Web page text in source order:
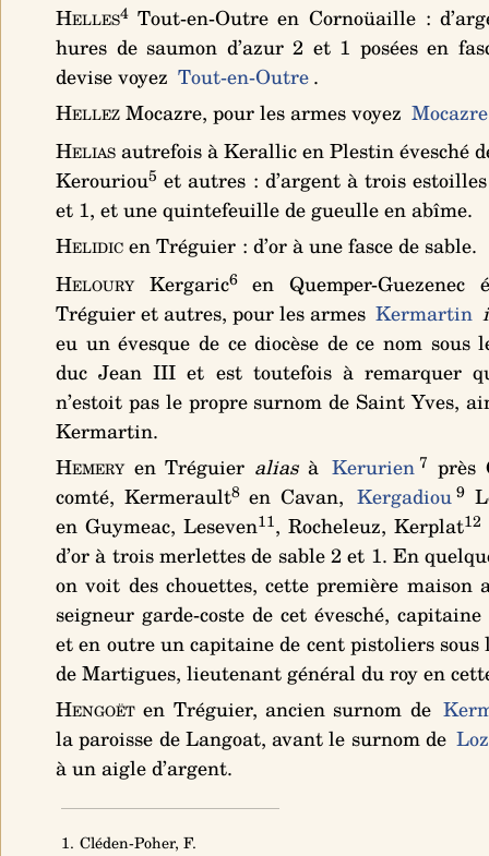
Helles4 Tout-en-Outre en Cornoüaille :
hures de saumon d’azur 2 et 1 posées en
devise voyez Tout-en-Outre.
HellezMocazre, pour les armes voyez Mocazre
Heliasautrefois à Kerallic en Plestin évesché
Kerouriou5 et autres :d’argent à trois
et 1, et une quintefeuille de gueulle en abîme.
Helidicen Tréguier : d’or à une fasce de sable.
HelouryKergaric6en Quemper-Guezenec
Tréguier et autres, pour les armes Kermartin
eu un évesque de ce diocèse de ce nom sous
duc Jean III et est toutefois à remarquer
n’estoit pas le propre surnom de Saint Yves,
Kermartin.
Hemeryen Tréguier aliasà Kerurien 7 près
comté, Kermerault8en Cavan, Kergadiou 9
en Guymeac, Leseven11, Rocheleuz, Kerplat12
d’or à trois merlettes de sable 2 et 1. En
on voit des chouettes, cette première maison
seigneur garde-coste de cet évesché,
et en outre un capitaine de cent pistoliers sous
de Martigues, lieutenant général du roy en
Hengoët en Tréguier, ancien surnom de
la paroisse de Langoat, avant le surnom de Loz
à un aigle d’argent.
1. Cléden-Poher, F.